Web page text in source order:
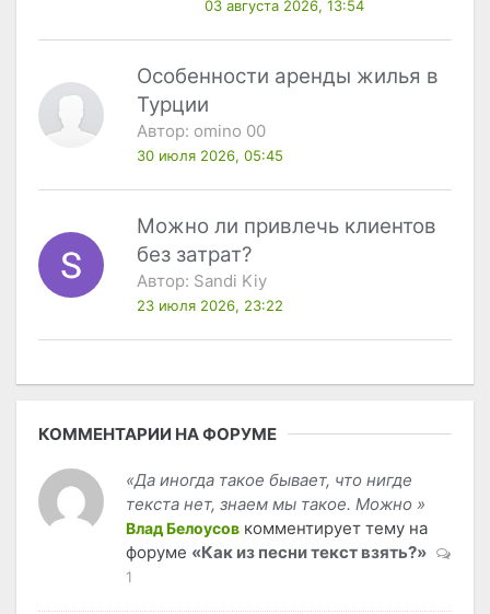
03 августа 2026, 13:54
Особенности аренды жилья в
Турции
Автор: omino 00
30 июля 2026, 05:45
Можно ли привлечь клиентов
без затрат?
Автор: Sandi Kiy
23 июля 2026, 23:22
КОММЕНТАРИИ НА ФОРУМЕ
«Да иногда такое бывает, что нигде
текста нет, знаем мы такое. Можно »
Влад Белоусов комментирует тему на
форуме «Как из песни текст взять?»
1